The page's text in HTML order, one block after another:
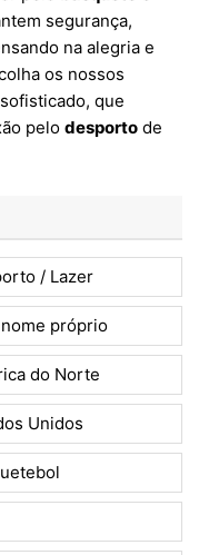
segurança,
na alegria e
os nossos
que
pelo desporto de
/ Lazer
próprio
do Norte
Unidos